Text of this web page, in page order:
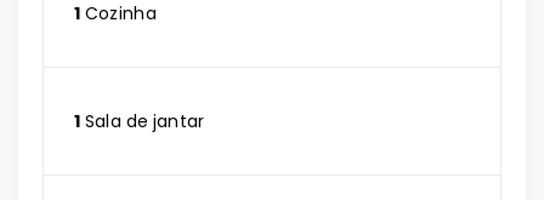
1 Cozinha
1 Sala de jantar